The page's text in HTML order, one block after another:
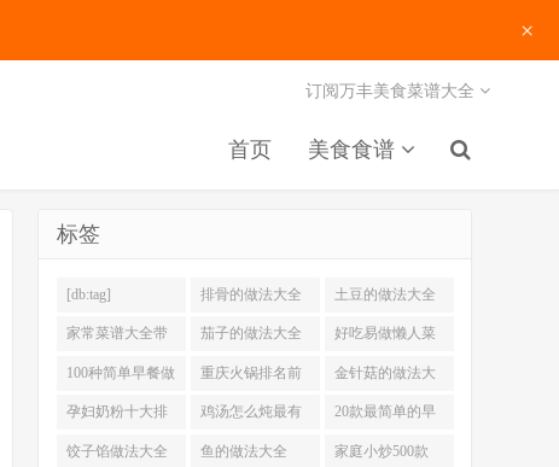
首页 美食食谱
订阅万丰美食菜谱大全
标签
[db:tag] 排骨的做法大全 土豆的做法大全
家常菜谱大全带
图片
茄子的做法大全 好吃易做懒人菜
200例
100种简单早餐做
法大全
重庆火锅排名前
十强
金针菇的做法大
全
孕妇奶粉十大排
名
鸡汤怎么炖最有
营养
20款最简单的早
餐做法
饺子馅做法大全 鱼的做法大全 家庭小炒500款
×